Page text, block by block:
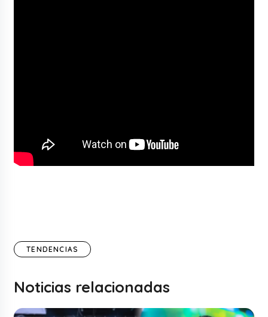
TENDENCIAS
Noticias relacionadas